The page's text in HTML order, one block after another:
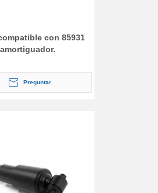
con 85931
amortiguador.
Preguntar